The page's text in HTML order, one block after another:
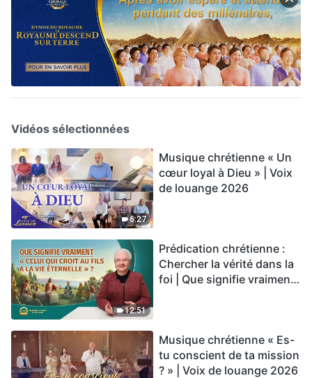
Vidéos sélectionnées
6:27
Musique chrétienne « Un
cœur loyal à Dieu » | Voix
de louange 2026
12:51
Prédication chrétienne :
Chercher la vérité dans la
foi | Que signifie vraiment
Musique chrétienne « Es-
tu conscient de ta mission
? » | Voix de louange 2026